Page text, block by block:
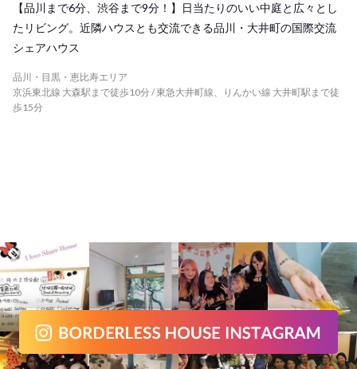
【品川まで6分、渋谷まで9分！】日当たりのいい中庭と広々とし
たリビング。近隣ハウスとも交流できる品川・大井町の国際交流
シェアハウス
品川・目黒・恵比寿エリア
京浜東北線 大森駅まで徒歩10分 / 東急大井町線、りんかい線 大井町駅まで徒
歩15分